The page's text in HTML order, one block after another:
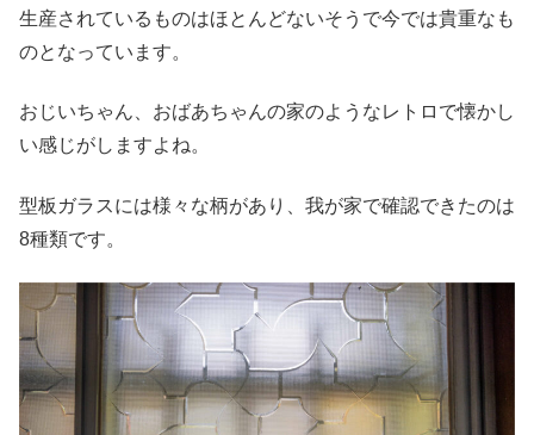
生産されているものはほとんどないそうで今では貴重なも
のとなっています。
おじいちゃん、おばあちゃんの家のようなレトロで懐かし
い感じがしますよね。
型板ガラスには様々な柄があり、我が家で確認できたのは
8種類です。